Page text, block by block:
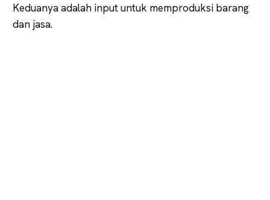
Keduanya adalah input untuk memproduksi barang
dan jasa.